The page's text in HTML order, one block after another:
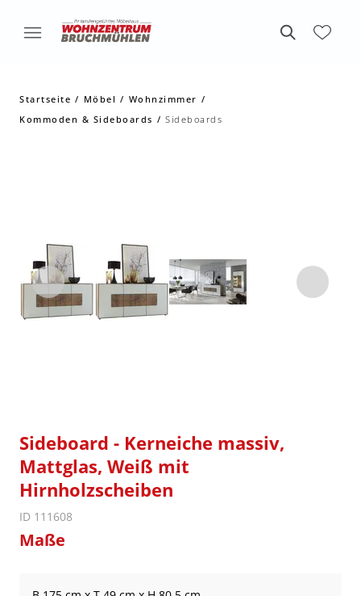
Startseite Möbel
Wohnzimmer
Kommoden & Sideboards
Sideboards
Sideboard - Kerneiche massiv,
Mattglas, Weiß mit
Hirnholzscheiben
ID 111608
Maße